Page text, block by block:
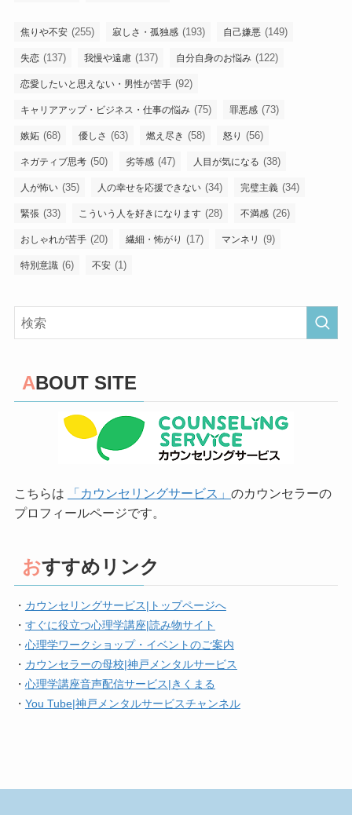
焦りや不安 (255) 寂しさ・孤独感 (193) 自己嫌悪 (149)
失恋 (137) 我慢や遠慮 (137) 自分自身のお悩み (122)
恋愛したいと思えない・男性が苦手 (92)
キャリアアップ・ビジネス・仕事の悩み (75) 罪悪感 (73)
嫉妬 (68) 優しさ (63) 燃え尽き (58) 怒り (56)
ネガティブ思考 (50) 劣等感 (47) 人目が気になる (38)
人が怖い (35) 人の幸せを応援できない (34) 完璧主義 (34)
緊張 (33) こういう人を好きになります (28) 不満感 (26)
おしゃれが苦手 (20) 繊細・怖がり (17) マンネリ (9)
特別意識 (6) 不安 (1)
ABOUT SITE
こちらは 「カウンセリングサービス」 のカウンセラーの
プロフィールページです。
おすすめリンク
・ カウンセリングサービス|トップページへ
・ すぐに役立つ心理学講座|読み物サイト
・ 心理学ワークショップ・イベントのご案内
・ カウンセラーの母校|神戸メンタルサービス
・ 心理学講座音声配信サービス|きくまる
・ You Tube|神戸メンタルサービスチャンネル